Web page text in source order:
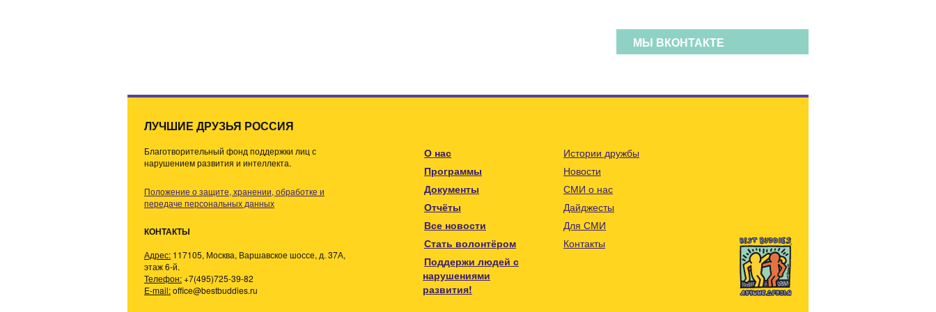
МЫ ВКОНТАКТЕ
ЛУЧШИЕ ДРУЗЬЯ РОССИЯ
Благотворительный фонд поддержки лиц с
нарушением развития и интеллекта.
Положение о защите, хранении, обработке и
передаче персональных данных
КОНТАКТЫ
Адрес: 117105, Москва, Варшавское шоссе, д. 37А,
этаж 6-й.
Телефон:+7(495)725-39-82
E-mail:office@bestbuddies.ru
О нас
Программы
Документы
Отчёты
Все новости
Стать волонтёром
Поддержи людей с
нарушениями
развития!
Истории дружбы
Новости
СМИ о нас
Дайджесты
Для СМИ
Контакты